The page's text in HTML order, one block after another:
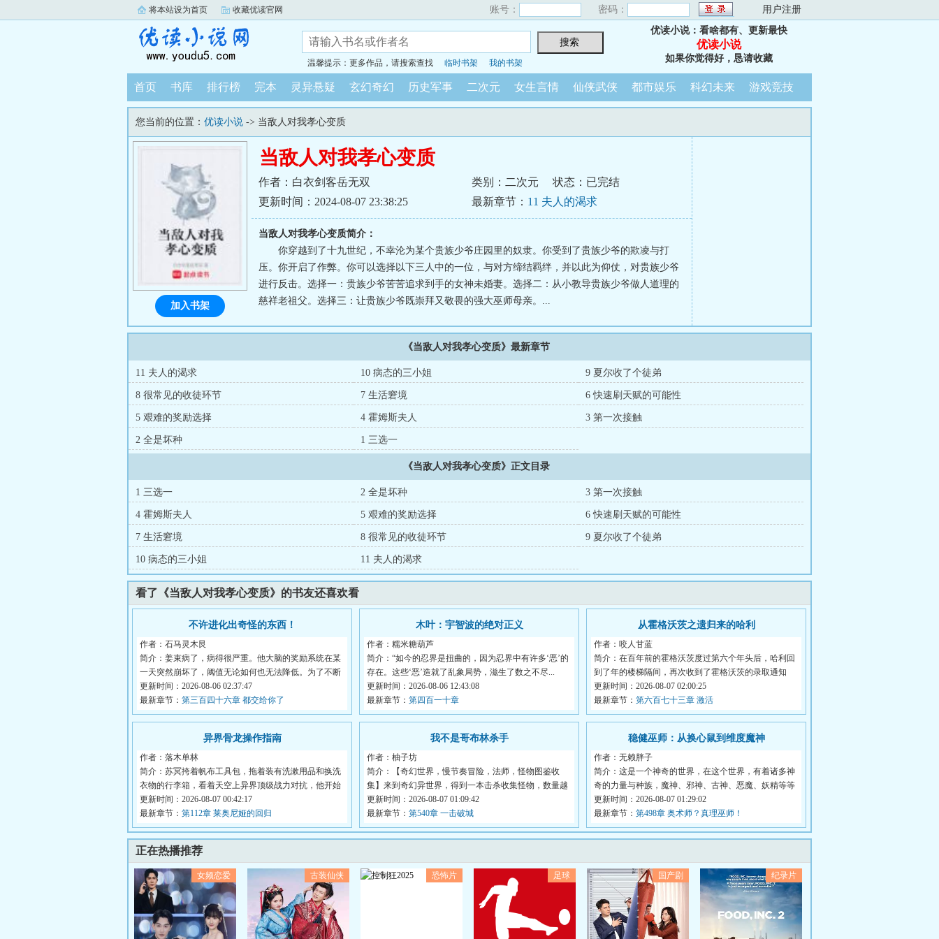
将本站设为首页 收藏优读官网 账号： 密码： 用户注册
温馨提示：更多作品，请搜索查找 临时书架 我的书架
优读小说：看啥都有、更新最快
优读小说
如果你觉得好，恳请收藏
首页 书库 排行榜 完本 灵异悬疑 玄幻奇幻 历史军事 二次元 女生言情 仙侠武侠 都市娱乐 科幻未来 游戏竞技
您当前的位置： 优读小说 -> 当敌人对我孝心变质
当敌人对我孝心变质
作者：白衣剑客岳无双 类别：二次元
状态：已完结
更新时间：2024-08-07 23:38:25
最新章节： 11 夫人的渴求
当敌人对我孝心变质简介：
你穿越到了十九世纪，不幸沦为某个贵族少爷庄园里的奴隶。你受到了贵族少爷的欺凌与打
压。你开启了作弊。你可以选择以下三人中的一位，与对方缔结羁绊，并以此为仰仗，对贵族少爷
进行反击。选择一：贵族少爷苦苦追求到手的女神未婚妻。选择二：从小教导贵族少爷做人道理的
慈祥老祖父。选择三：让贵族少爷既崇拜又敬畏的强大巫师母亲。...
加入书架
《当敌人对我孝心变质》最新章节
11 夫人的渴求 10 病态的三小姐 9 夏尔收了个徒弟
8 很常见的收徒环节 7 生活窘境 6 快速刷天赋的可能性
5 艰难的奖励选择 4 霍姆斯夫人 3 第一次接触
2 全是坏种 1 三选一
《当敌人对我孝心变质》正文目录
1 三选一 2 全是坏种 3 第一次接触
4 霍姆斯夫人 5 艰难的奖励选择 6 快速刷天赋的可能性
7 生活窘境 8 很常见的收徒环节 9 夏尔收了个徒弟
10 病态的三小姐 11 夫人的渴求
看了《当敌人对我孝心变质》的书友还喜欢看
不许进化出奇怪的东西！
作者：石马灵木艮
简介：姜束病了，病得很严重。他大脑的奖励系统在某
一天突然崩坏了，阈值无论如何也无法降低。为了不断
收...
更新时间：2026-08-06 02:37:47
最新章节： 第三百四十六章 都交给你了
木叶：宇智波的绝对正义
作者：糯米糖葫芦
简介：“如今的忍界是扭曲的，因为忍界中有许多‘恶’的
存在。这些‘恶’造就了乱象局势，滋生了数之不尽...
更新时间：2026-08-06 12:43:08
最新章节： 第四百一十章
从霍格沃茨之遗归来的哈利
作者：咬人甘蓝
简介：在百年前的霍格沃茨度过第六个年头后，哈利回
到了年的楼梯隔间，再次收到了霍格沃茨的录取通知
书。...
更新时间：2026-08-07 02:00:25
最新章节： 第六百七十三章 激活
异界骨龙操作指南
作者：落木单林
简介：苏冥挎着帆布工具包，拖着装有洗漱用品和换洗
衣物的行李箱，看着天空上异界顶级战力对抗，他开始
怀...
更新时间：2026-08-07 00:42:17
最新章节： 第112章 莱奥尼娅的回归
我不是哥布林杀手
作者：柚子坊
简介：【奇幻世界，慢节奏冒险，法师，怪物图鉴收
集】来到奇幻异世界，得到一本击杀收集怪物，数量越
多就...
更新时间：2026-08-07 01:09:42
最新章节： 第540章 一击破城
稳健巫师：从换心鼠到维度魔神
作者：无赖胖子
简介：这是一个神奇的世界，在这个世界，有着诸多神
奇的力量与种族，魔神、邪神、古神、恶魔、妖精等等
神...
更新时间：2026-08-07 01:29:02
最新章节： 第498章 奥术师？真理巫师！
正在热播推荐
女频恋爱 古装仙侠 恐怖片 足球 国产剧 纪录片